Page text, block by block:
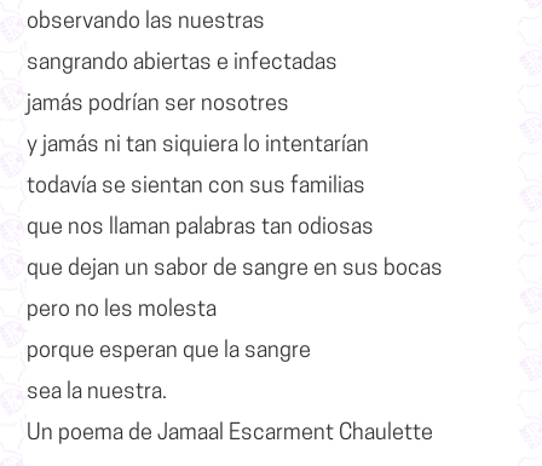
observando las nuestras
sangrando abiertas e infectadas
jamás podrían ser nosotres
y jamás ni tan siquiera lo intentarían
todavía se sientan con sus familias
que nos llaman palabras tan odiosas
que dejan un sabor de sangre en sus bocas
pero no les molesta
porque esperan que la sangre
sea la nuestra.
Un poema de Jamaal Escarment Chaulette